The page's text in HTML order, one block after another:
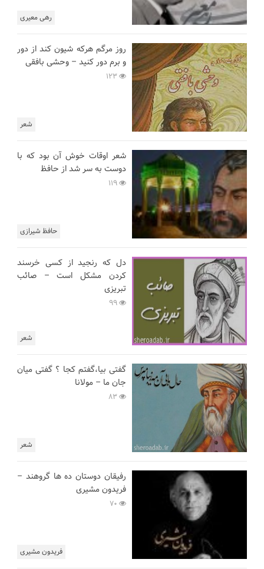
رهی معیری
شعر
روز مرگم هرکه شیون کند از دور
و برم دور کنید – وحشی بافقی
حافظ شیرازی
شعر اوقات خوش آن بود که با
دوست به سر شد از حافظ
شعر
دل که رنجید از کسی خرسند
کردن مشکل است – صائب
تبریزی
شعر
گفتی بیا،گفتم کجا ؟ گفتی میان
جان ما – مولانا
فریدون مشیری
رفیقان دوستان ده ها گروهند –
فریدون مشیری